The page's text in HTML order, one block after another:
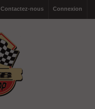
Connexion
Contactez-nous